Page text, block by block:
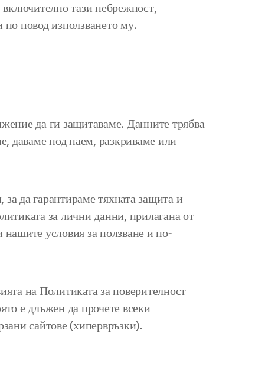
тази небрежност,
повод използването му.
да ги защитаваме. Данните трябва
даваме под наем, разкриваме или
да гарантираме тяхната защита и
за лични данни, прилагана от
условия за ползване и по-
на Политиката за поверителност
е длъжен да прочете всеки
сайтове (хипервръзки).